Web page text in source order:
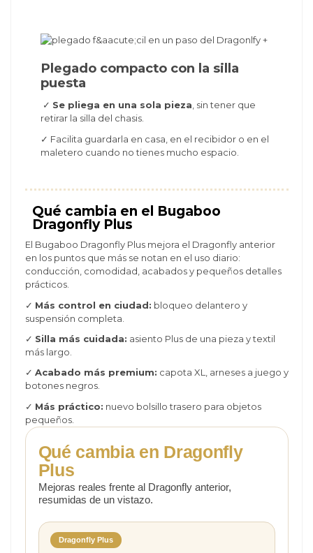
Plegado compacto con la silla
puesta
✓ Se pliega en una sola pieza, sin tener que
retirar la silla del chasis.
✓ Facilita guardarla en casa, en el recibidor o en el
maletero cuando no tienes mucho espacio.
Qué cambia en el Bugaboo
Dragonfly Plus
El Bugaboo Dragonfly Plus mejora el Dragonfly anterior
en los puntos que más se notan en el uso diario:
conducción, comodidad, acabados y pequeños detalles
prácticos.
✓ Más control en ciudad: bloqueo delantero y
suspensión completa.
✓ Silla más cuidada: asiento Plus de una pieza y textil
más largo.
✓ Acabado más premium: capota XL, arneses a juego y
botones negros.
✓ Más práctico: nuevo bolsillo trasero para objetos
pequeños.
Qué cambia en Dragonfly
Plus
Mejoras reales frente al Dragonfly anterior,
resumidas de un vistazo.
Dragonfly Plus